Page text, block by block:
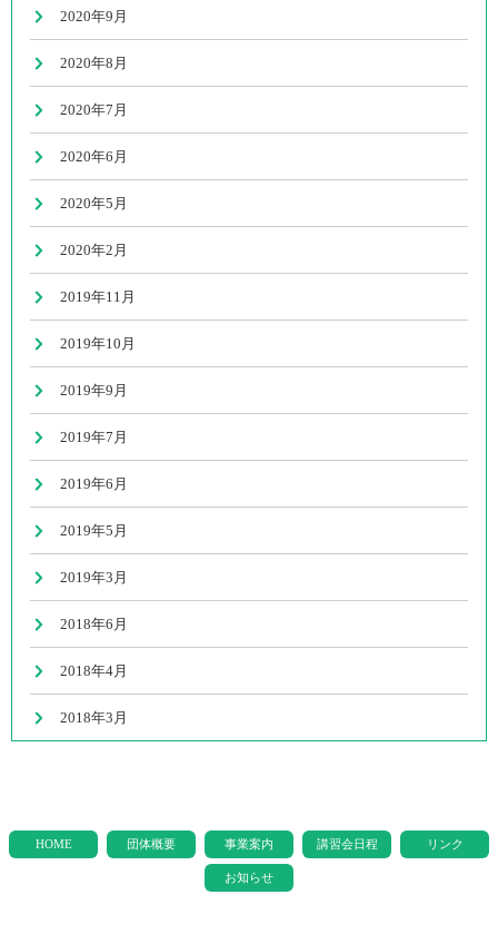
2020年9月
2020年8月
2020年7月
2020年6月
2020年5月
2020年2月
2019年11月
2019年10月
2019年9月
2019年7月
2019年6月
2019年5月
2019年3月
2018年6月
2018年4月
2018年3月
HOME 団体概要 事業案内 講習会日程 リンク
お知らせ